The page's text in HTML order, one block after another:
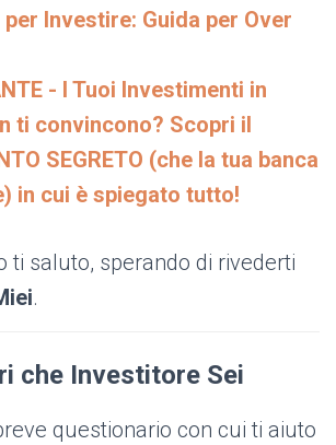
Investire: Guida per Over
- I Tuoi Investimenti in
ti convincono? Scopri il
SEGRETO (che la tua banca
in cui è spiegato tutto!
ti saluto, sperando di rivederti
.
che Investitore Sei
questionario con cui ti aiuto